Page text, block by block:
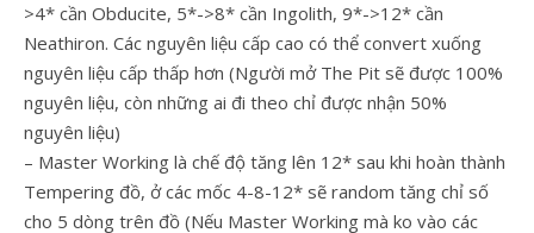
>4* cần Obducite, 5*->8* cần Ingolith, 9*->12* cần
Neathiron. Các nguyên liệu cấp cao có thể convert xuống
nguyên liệu cấp thấp hơn (Người mở The Pit sẽ được 100%
nguyên liệu, còn những ai đi theo chỉ được nhận 50%
nguyên liệu)
– Master Working là chế độ tăng lên 12* sau khi hoàn thành
Tempering đồ, ở các mốc 4-8-12* sẽ random tăng chỉ số
cho 5 dòng trên đồ (Nếu Master Working mà ko vào các